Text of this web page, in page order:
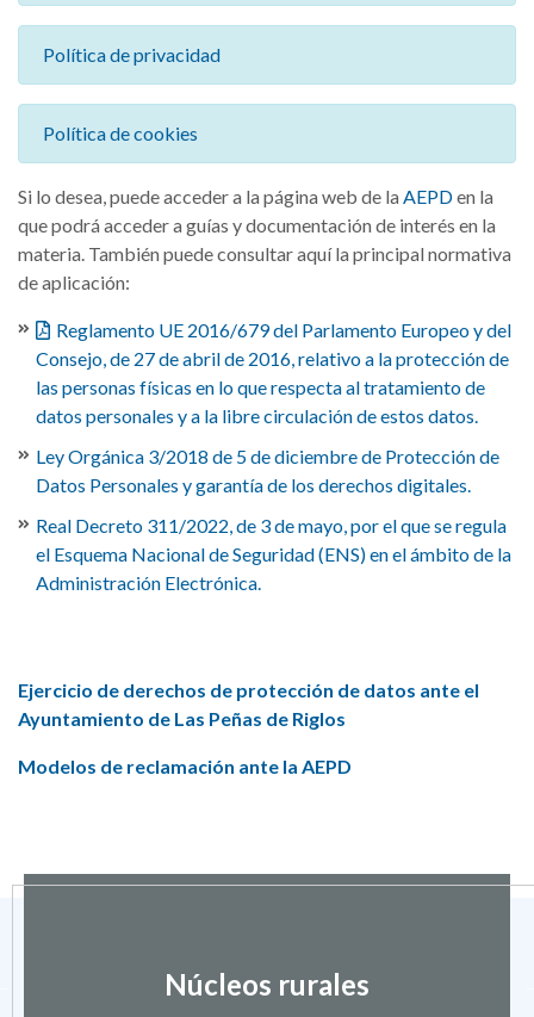
Política de privacidad
Política de cookies
Si lo desea, puede acceder a la página web de la AEPDen la
que podrá acceder a guías y documentación de interés en la
materia. También puede consultar aquí la principal normativa
de aplicación:
Reglamento UE 2016/679 del Parlamento Europeo y del
Consejo, de 27 de abril de 2016, relativo a la protección de
las personas físicas en lo que respecta al tratamiento de
datos personales y a la libre circulación de estos datos.
Ley Orgánica 3/2018 de 5 de diciembre de Protección de
Datos Personales y garantía de los derechos digitales.
Real Decreto 311/2022, de 3 de mayo, por el que se regula
el Esquema Nacional de Seguridad (ENS) en el ámbito de la
Administración Electrónica.
Ejercicio de derechos de protección de datos ante el
Ayuntamiento de Las Peñas de Riglos
Modelos de reclamación ante la AEPD
Núcleos rurales